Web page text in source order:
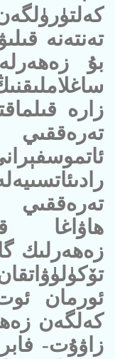
تەنتەنە
بۇ
زارە
تەرەققىي
ھاۋاغا
زەھەرلىك
ئورمان
كەلگەن
زاۋۇت-